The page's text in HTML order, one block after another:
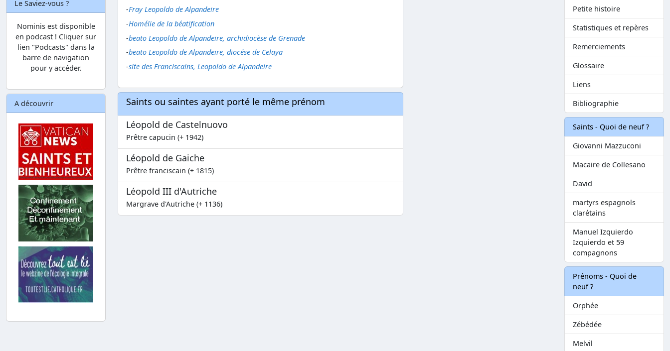
Le Saviez-vous ?
Nominis est disponible
en podcast ! Cliquer sur
lien "Podcasts" dans la
barre de navigation
pour y accéder.
A découvrir
-Fray Leopoldo de Alpandeire
-Homélie de la béatification
-beato Leopoldo de Alpandeire, archidiocèse de Grenade
-beato Leopoldo de Alpandeire, diocése de Celaya
-site des Franciscains, Leopoldo de Alpandeire
Saints ou saintes ayant porté le même prénom
Léopold de Castelnuovo
Prêtre capucin (+ 1942)
Léopold de Gaiche
Prêtre franciscain (+ 1815)
Léopold III d'Autriche
Margrave d'Autriche (+ 1136)
Petite histoire
Statistiques et repères
Remerciements
Glossaire
Liens
Bibliographie
Saints - Quoi de neuf ?
Giovanni Mazzuconi
Macaire de Collesano
David
martyrs espagnols
clarétains
Manuel Izquierdo
Izquierdo et 59
compagnons
Prénoms - Quoi de
neuf ?
Orphée
Zébédée
Melvil